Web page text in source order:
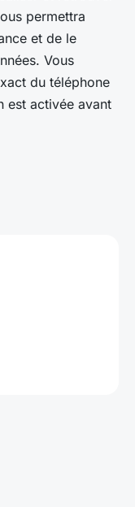
permettra
et de le
Vous
du téléphone
est activée avant